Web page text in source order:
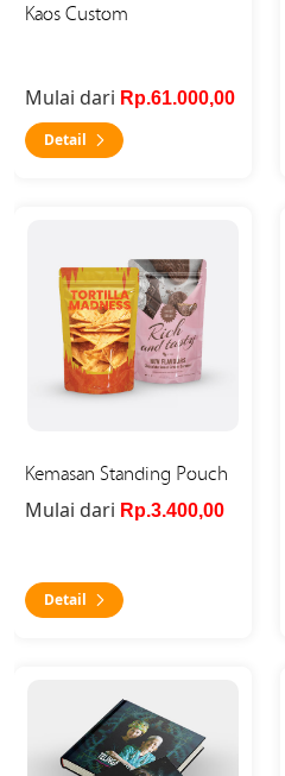
Kaos Custom
Mulai dari Rp.61.000,00
Detail
Kemasan Standing Pouch
Mulai dari Rp.3.400,00
Detail